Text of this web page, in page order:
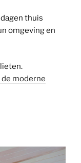
thuis
omgeving en
moderne